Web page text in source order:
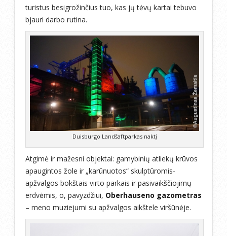
turistus besigrožinčius tuo, kas jų tėvų kartai tebuvo
bjauri darbo rutina.
Duisburgo Landšaftparkas naktį
Atgimė ir mažesni objektai: gamybinių atliekų krūvos
apaugintos žole ir „karūnuotos“ skulptūromis-
apžvalgos bokštais virto parkais ir pasivaikščiojimų
erdvėmis, o, pavyzdžiui, Oberhauseno gazometras
– meno muziejumi su apžvalgos aikštele viršūnėje.